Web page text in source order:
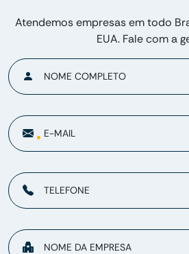
Atendemos empresas em todo
EUA. Fale com a
NOME COMPLETO
E-MAIL
TELEFONE
NOME DA EMPRESA